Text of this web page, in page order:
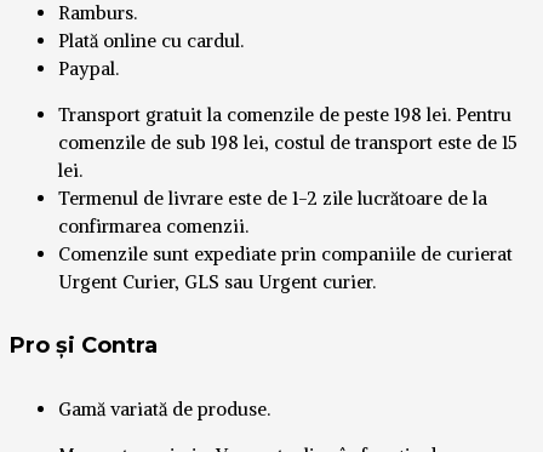
Ramburs.
Plată online cu cardul.
Paypal.
Transport gratuit la comenzile de peste 198 lei. Pentru
comenzile de sub 198 lei, costul de transport este de 15
lei.
Termenul de livrare este de 1-2 zile lucrătoare de la
confirmarea comenzii.
Comenzile sunt expediate prin companiile de curierat
Urgent Curier, GLS sau Urgent curier.
Pro și Contra
Gamă variată de produse.